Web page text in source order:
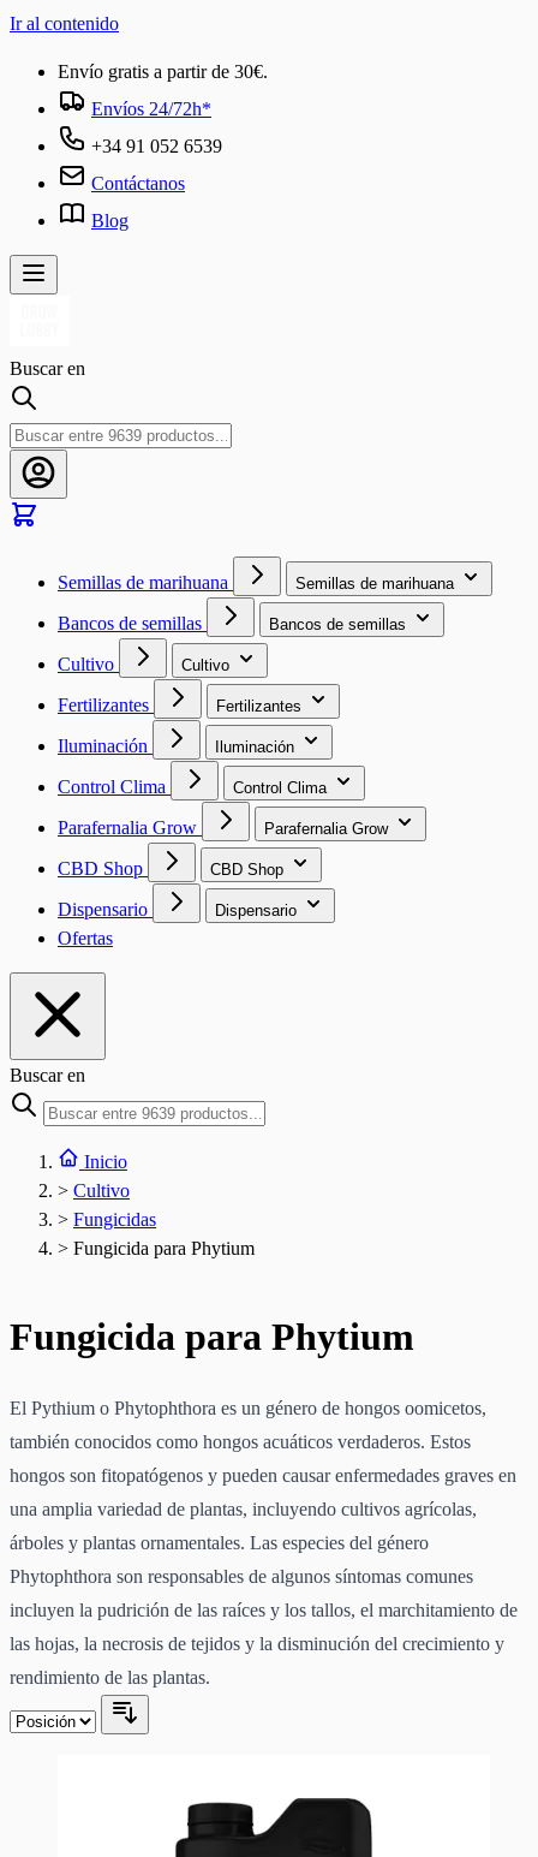
Ir al contenido
Envío gratis a partir de 30€.
Envíos 24/72h*
+34 91 052 6539
Contáctanos
Blog
Buscar en
Semillas de marihuana Semillas de marihuana
Bancos de semillas Bancos de semillas
Cultivo Cultivo
Fertilizantes Fertilizantes
Iluminación Iluminación
Control Clima Control Clima
Parafernalia Grow Parafernalia Grow
CBD Shop CBD Shop
Dispensario Dispensario
Ofertas
Buscar en
Inicio
> Cultivo
> Fungicidas
> Fungicida para Phytium
Fungicida para Phytium
El Pythium o Phytophthora es un género de hongos oomicetos,
también conocidos como hongos acuáticos verdaderos. Estos
hongos son fitopatógenos y pueden causar enfermedades graves en
una amplia variedad de plantas, incluyendo cultivos agrícolas,
árboles y plantas ornamentales. Las especies del género
Phytophthora son responsables de algunos síntomas comunes
incluyen la pudrición de las raíces y los tallos, el marchitamiento de
las hojas, la necrosis de tejidos y la disminución del crecimiento y
rendimiento de las plantas.